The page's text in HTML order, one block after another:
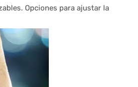
Opciones para ajustar la